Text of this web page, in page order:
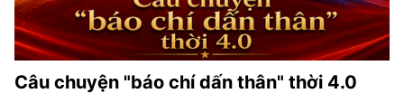
Câu chuyện "báo chí dấn thân" thời 4.0